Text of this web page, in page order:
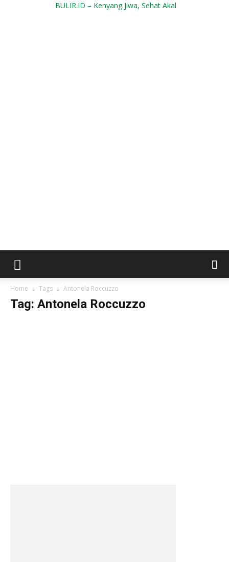
BULIR.ID – Kenyang Jiwa, Sehat Akal
Home Tags Antonela Roccuzzo
Tag: Antonela Roccuzzo